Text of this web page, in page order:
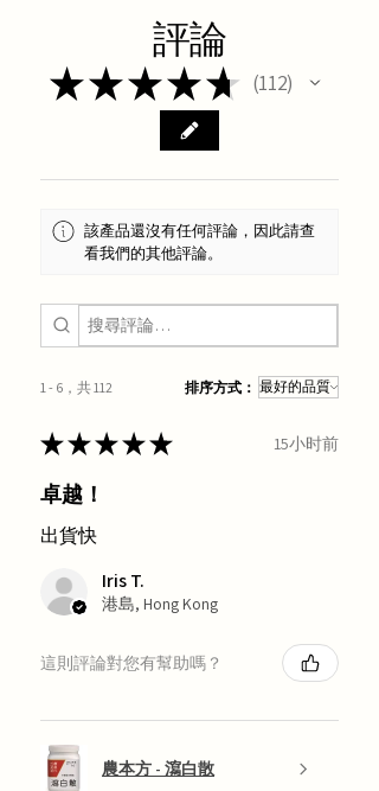
評論
★★★★★ 112
112
該產品還沒有任何評論，因此請查
看我們的其他評論。
1 - 6，共 112 排序方式：
★★★★★ 15小时前
卓越！
出貨快
Iris T.
港島, Hong Kong
這則評論對您有幫助嗎？
農本方 - 瀉白散